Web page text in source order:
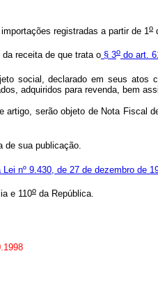
registradas a partir de 1o
receita de que trata o § 3o do art.
social, declarado em seus atos
adquiridos para revenda, bem
serão objeto de Nota Fiscal
de sua publicação.
nº 9.430, de 27 de dezembro de
e 110o da República.